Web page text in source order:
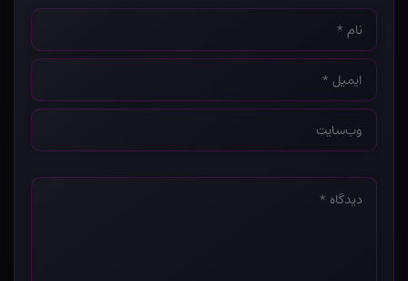
نام
*
ایمیل
*
وب‌سایت
*
دیدگاه